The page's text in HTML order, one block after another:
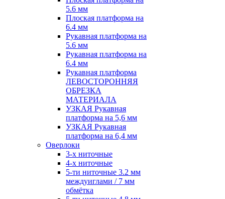
5.6 мм
Плоская платформа на
6.4 мм
Рукавная платформа на
5.6 мм
Рукавная платформа на
6.4 мм
Рукавная платформа
ЛЕВОСТОРОННЯЯ
ОБРЕЗКА
МАТЕРИАЛА
УЗКАЯ Рукавная
платформа на 5,6 мм
УЗКАЯ Рукавная
платформа на 6,4 мм
Оверлоки
3-х ниточные
4-х ниточные
5-ти ниточные 3.2 мм
междуиглами / 7 мм
обмётка